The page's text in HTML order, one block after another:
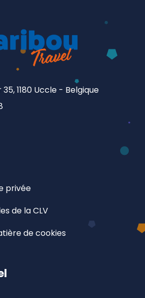
1180 Uccle - Belgique
privée
de la CLV
de cookies